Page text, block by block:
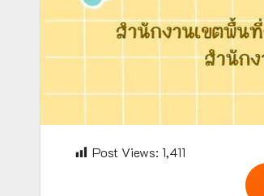
Post Views: 1,411